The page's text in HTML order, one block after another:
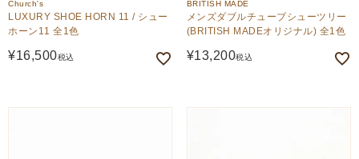
Church's
LUXURY SHOE HORN 11 / シュー
ホーン11 全1色
¥16,500税込
BRITISH MADE
メンズダブルチューブシューツリー
(BRITISH MADEオリジナル) 全1色
¥13,200税込